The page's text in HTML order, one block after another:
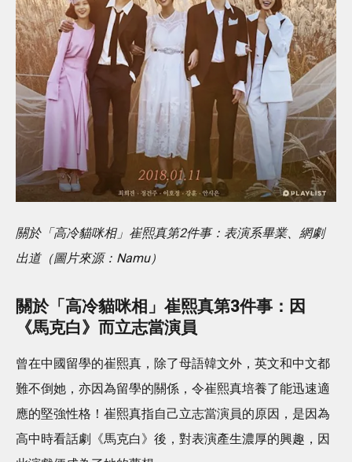
關於「高冷貓咪相」崔熙真第2件事：表演系畢業、網劇
出道（圖片來源：Namu）
關於「高冷貓咪相」崔熙真第3件事： 因
《馬克白》而立志當演員
曾在中國留學的崔熙真，除了母語韓文外，英文和中文都
難不倒她，亦因為留學的關係，令崔熙真培養了能迅速適
應的堅強性格！崔熙真指自己立志當演員的原因，是因為
高中時看話劇《馬克白》後，對表演產生濃厚的興趣，因